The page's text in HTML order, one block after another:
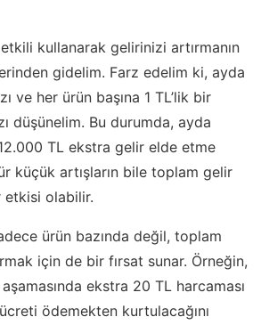
kullanarak gelirinizi artırmanın
gidelim. Farz edelim ki, ayda
ve her ürün başına 1 TL’lik bir
düşünelim. Bu durumda, ayda
TL ekstra gelir elde etme
küçük artışların bile toplam gelir
etkisi olabilir.
ürün bazında değil, toplam
için de bir fırsat sunar. Örneğin,
ekstra 20 TL harcaması
ödemekten kurtulacağını